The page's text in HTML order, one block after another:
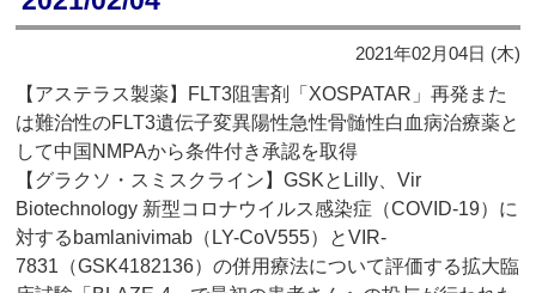
2021年02月04日 (木)
【アステラス製薬】FLT3阻害剤「XOSPATAR」再発また
は難治性のFLT3遺伝子変異陽性急性骨髄性白血病治療薬と
して中国NMPAから条件付き承認を取得
【グラクソ・スミスクライン】GSKとLilly、Vir
Biotechnology 新型コロナウイルス感染症（COVID-19）に
対するbamlanivimab（LY-CoV555）とVIR-
7831（GSK4182136）の併用療法について評価する拡大臨